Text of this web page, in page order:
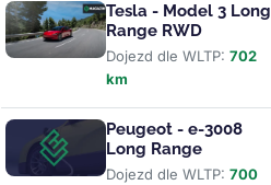
Tesla - Model 3 Long
Range RWD
Dojezd dle WLTP: 702
km
Peugeot - e-3008
Long Range
Dojezd dle WLTP: 700